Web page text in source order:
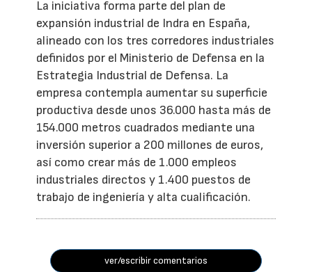
La iniciativa forma parte del plan de
expansión industrial de Indra en España,
alineado con los tres corredores industriales
definidos por el Ministerio de Defensa en la
Estrategia Industrial de Defensa. La
empresa contempla aumentar su superficie
productiva desde unos 36.000 hasta más de
154.000 metros cuadrados mediante una
inversión superior a 200 millones de euros,
así como crear más de 1.000 empleos
industriales directos y 1.400 puestos de
trabajo de ingeniería y alta cualificación.
ver/escribir comentarios